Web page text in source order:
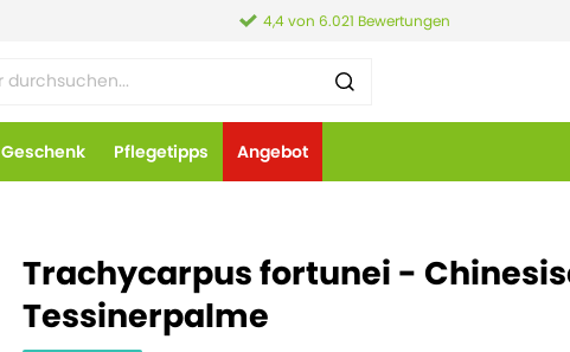
4,4 von 6.021 Bewertungen
Geschenk Pflegetipps Angebot
Trachycarpus fortunei -
Tessinerpalme